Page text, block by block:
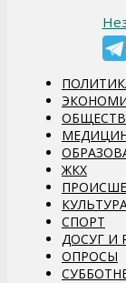
ЖКХ
СПОРТ
ДОСУГ И
ОПРОСЫ